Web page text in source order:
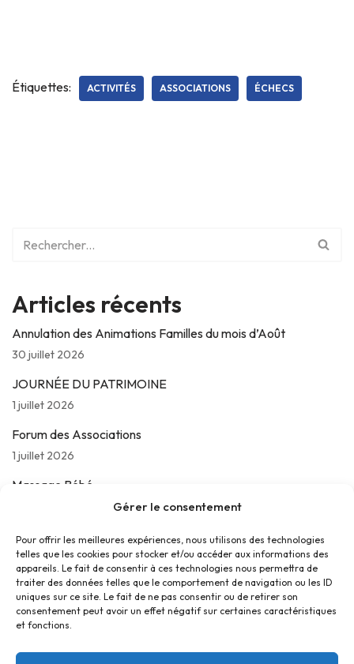
Gérer le consentement
Pour offrir les meilleures expériences, nous utilisons des technologies
telles que les cookies pour stocker et/ou accéder aux informations des
appareils. Le fait de consentir à ces technologies nous permettra de
traiter des données telles que le comportement de navigation ou les ID
uniques sur ce site. Le fait de ne pas consentir ou de retirer son
consentement peut avoir un effet négatif sur certaines caractéristiques
et fonctions.
Étiquettes: ACTIVITÉS ASSOCIATIONS ÉCHECS
Articles récents
Annulation des Animations Familles du mois d’Août
30 juillet 2026
JOURNÉE DU PATRIMOINE
1 juillet 2026
Forum des Associations
1 juillet 2026
Massage Bébé
Les jeudis de La Parolière
16 juin 2026